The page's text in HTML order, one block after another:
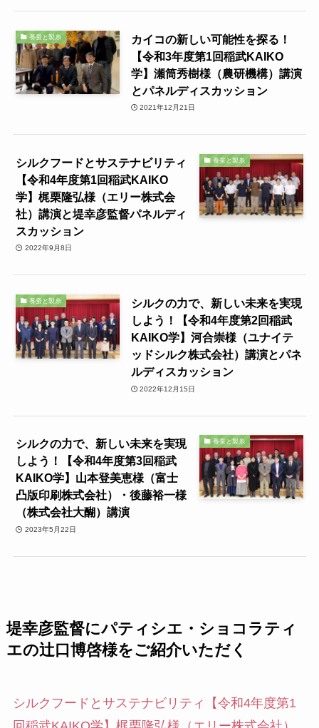
養蚕と製糸
カイコの新しい可能性を探る！
【令和3年度第1回稲武KAIKO
学】瀬筒秀樹様（農研機構）講演
とパネルディスカッション
2021年12月21日
養蚕と製糸
シルクフードとサステナビリティ
【令和4年度第1回稲武KAIKO
学】梶栗隆弘様（エリー株式会
社）講演と堤幸彦監督パネルディ
スカッション
2022年9月8日
養蚕と製糸
シルクの力で、新しい未来を実現
しよう！【令和4年度第2回稲武
KAIKO学】河合崇様（ユナイテ
ッドシルク株式会社）講演とパネ
ルディスカッション
2022年12月15日
養蚕と製糸
シルクの力で、新しい未来を実現
しよう！【令和4年度第3回稲武
KAIKO学】山本登美恵様（富士
凸版印刷株式会社）・後藤裕一様
（株式会社大醐）講演
2023年5月22日
堤幸彦監督にパティシエ・ショコラティ
エの辻口博啓様をご紹介いただく
シルクフードとサステナビリティ【令和4年度第1